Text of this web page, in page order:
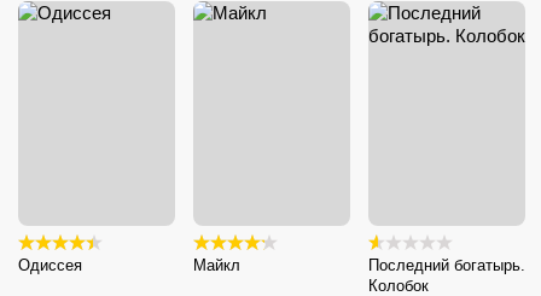
Одиссея Майкл
Последний богатырь.
Колобок